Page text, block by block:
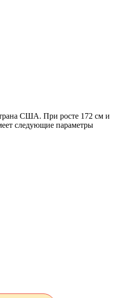
США. При росте 172 см и
следующие параметры